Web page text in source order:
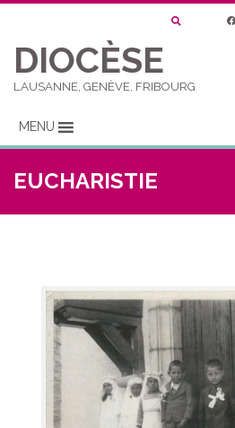
DIOCÈSE
LAUSANNE, GENÈVE, FRIBOURG
MENU
EUCHARISTIE